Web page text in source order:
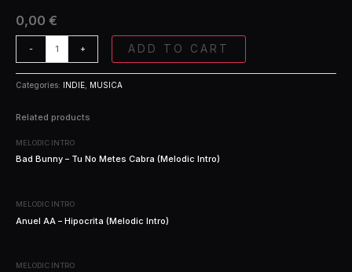
0,00 €
-
Que
Estan
Remix)
+ ADD TO CART
Categories: INDIE MUSICA
Related products
MELODIC INTRO
Bad Bunny – Tu No Metes Cabra (Melodic Intro)
MELODIC INTRO
Anuel AA – Hipocrita (Melodic Intro)
MELODIC INTRO